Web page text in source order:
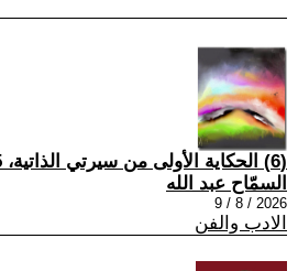
(6) الحكاية الأولى من سيرتي الذاتية، 25
السمّاح عبد الله
2026 / 8 / 9
الادب والفن